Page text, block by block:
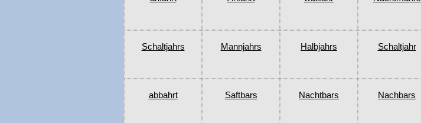
Schaltjahrs Mannjahrs Halbjahrs Schaltjahr
abbahrt Saftbars Nachtbars Nachbars